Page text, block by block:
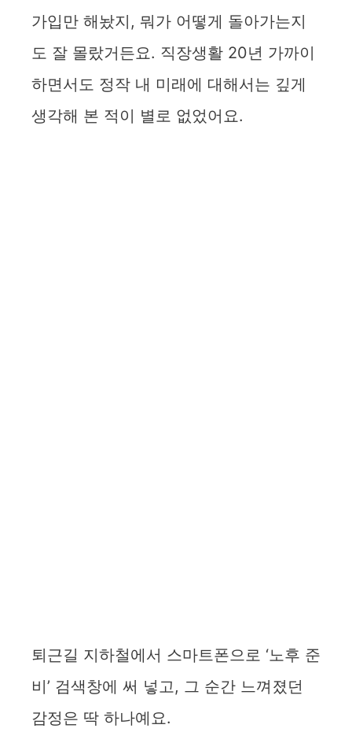
가입만 해놨지, 뭐가 어떻게 돌아가는지
도 잘 몰랐거든요. 직장생활 20년 가까이
하면서도 정작 내 미래에 대해서는 깊게
생각해 본 적이 별로 없었어요.
퇴근길 지하철에서 스마트폰으로 ‘노후 준
비’ 검색창에 써 넣고, 그 순간 느껴졌던
감정은 딱 하나예요.